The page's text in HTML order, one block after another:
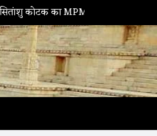
का MPMSC दौरा, युवा क्रिकेटरों को